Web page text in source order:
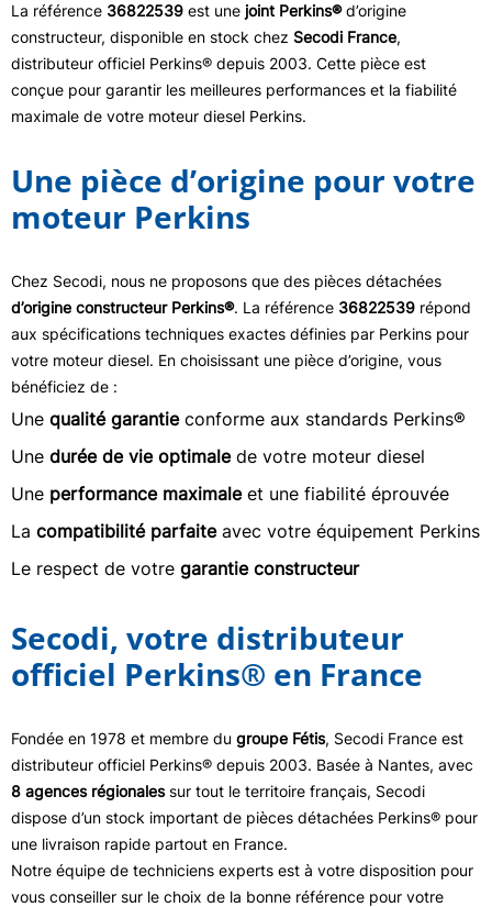
La référence 36822539 est une joint Perkins®d’origine
constructeur, disponible en stock chez Secodi France,
distributeur officiel Perkins® depuis 2003. Cette pièce est
conçue pour garantir les meilleures performances et la fiabilité
maximale de votre moteur diesel Perkins.
Une pièce d’origine pour votre
moteur Perkins
Chez Secodi, nous ne proposons que des pièces détachées
d’origine constructeur Perkins®. La référence 36822539 répond
aux spécifications techniques exactes définies par Perkins pour
votre moteur diesel. En choisissant une pièce d’origine, vous
bénéficiez de :
Une qualité garantieconforme aux standards Perkins®
Une durée de vie optimalede votre moteur diesel
Une performance maximaleet une fiabilité éprouvée
La compatibilité parfaiteavec votre équipement Perkins
Le respect de votre garantie constructeur
Secodi, votre distributeur
officiel Perkins® en France
Fondée en 1978 et membre du groupe Fétis, Secodi France est
distributeur officiel Perkins® depuis 2003. Basée à Nantes, avec
8 agences régionalessur tout le territoire français, Secodi
dispose d’un stock important de pièces détachées Perkins® pour
une livraison rapide partout en France.
Notre équipe de techniciens experts est à votre disposition pour
vous conseiller sur le choix de la bonne référence pour votre